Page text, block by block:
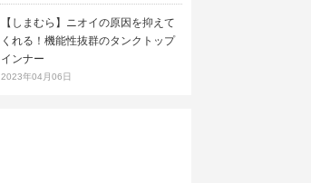
【しまむら】ニオイの原因を抑えて
くれる！機能性抜群のタンクトップ
インナー
2023年04月06日